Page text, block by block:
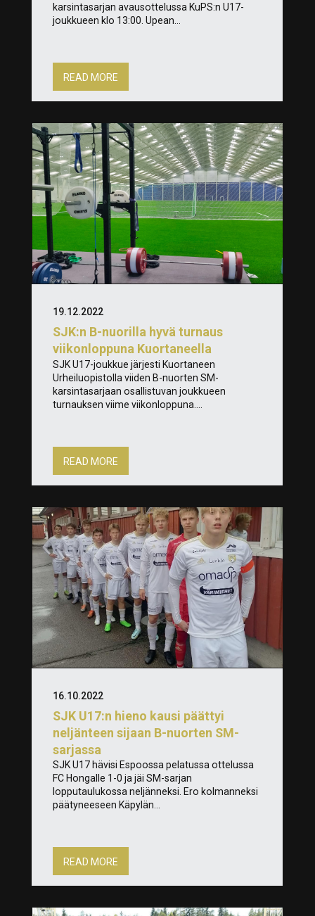
karsintasarjan avausottelussa KuPS:n U17-
joukkueen klo 13:00. Upean...
READ MORE
SJK:n B-nuorilla hyvä turnaus
viikonloppuna Kuortaneella
19.12.2022
SJK U17-joukkue järjesti Kuortaneen
Urheiluopistolla viiden B-nuorten SM-
karsintasarjaan osallistuvan joukkueen
turnauksen viime viikonloppuna....
READ MORE
SJK U17:n hieno kausi päättyi
neljänteen sijaan B-nuorten SM-
sarjassa
16.10.2022
SJK U17 hävisi Espoossa pelatussa ottelussa
FC Hongalle 1-0 ja jäi SM-sarjan
lopputaulukossa neljänneksi. Ero kolmanneksi
päätyneeseen Käpylän...
READ MORE